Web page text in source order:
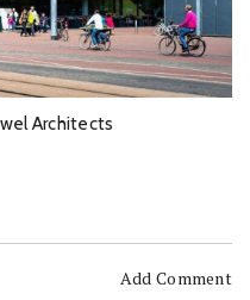
Architects
Add Comment